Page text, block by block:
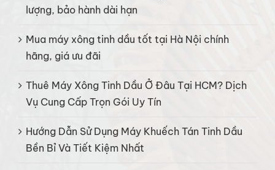
lượng, bảo hành dài hạn
Mua máy xông tinh dầu tốt tại Hà Nội chính
hãng, giá ưu đãi
Thuê Máy Xông Tinh Dầu Ở Đâu Tại HCM? Dịch
Vụ Cung Cấp Trọn Gói Uy Tín
Hướng Dẫn Sử Dụng Máy Khuếch Tán Tinh Dầu
Bền Bỉ Và Tiết Kiệm Nhất